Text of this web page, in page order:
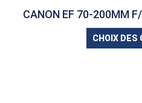
CANON EF 70-200MM
CHOIX DES